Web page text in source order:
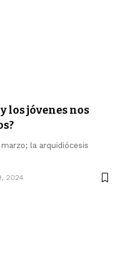
los jóvenes nos
la arquidiócesis
2024